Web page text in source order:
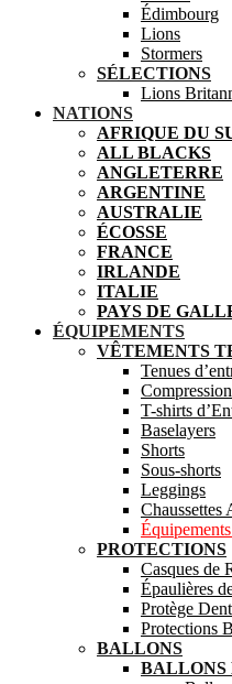
Édimbourg
Lions
Stormers
SÉLECTIONS
Lions
NATIONS
AFRIQUE DU
ALL BLACKS
ANGLETERRE
ARGENTINE
AUSTRALIE
ÉCOSSE
FRANCE
IRLANDE
ITALIE
PAYS DE
ÉQUIPEMENTS
VÊTEMENTS
Tenues
Compression
T-shirts
Baselayers
Shorts
Sous-shorts
Leggings
Chaussettes
PROTECTIONS
Casques de
Épaulières
Protège
Protections
BALLONS
BALLONS